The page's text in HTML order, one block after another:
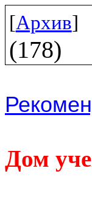
[Архив
(178)
Дом